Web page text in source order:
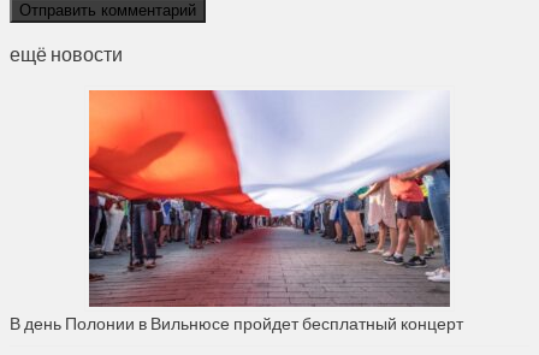
ещё новости
В день Полонии в Вильнюсе пройдет бесплатный концерт